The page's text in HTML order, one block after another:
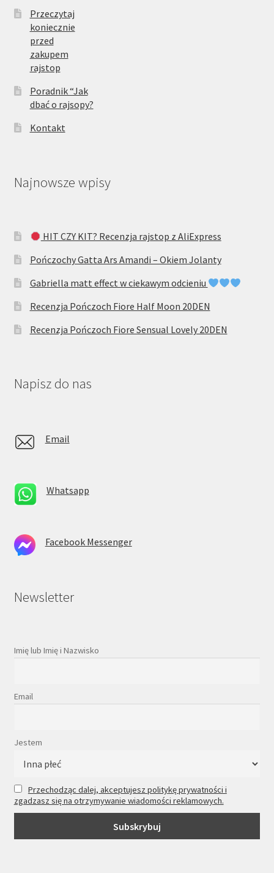
Przeczytaj
koniecznie
przed
zakupem
rajstop
Poradnik “Jak
dbać o rajsopy?
Kontakt
Najnowsze wpisy
HIT CZY KIT? Recenzja rajstop z AliExpress
Pończochy Gatta Ars Amandi – Okiem Jolanty
Gabriella matt effect w ciekawym odcieniu
Recenzja Pończoch Fiore Half Moon 20DEN
Recenzja Pończoch Fiore Sensual Lovely 20DEN
Napisz do nas
Email
Whatsapp
Facebook Messenger
Newsletter
Imię lub Imię i Nazwisko
Email
Jestem
Przechodząc dalej, akceptujesz politykę prywatności i
zgadzasz się na otrzymywanie wiadomości reklamowych.